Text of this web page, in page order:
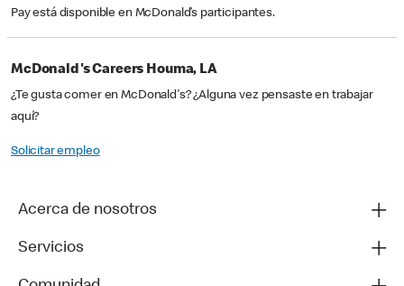
Pay está disponible en McDonald’s participantes.
McDonald's Careers Houma, LA
¿Te gusta comer en McDonald's? ¿Alguna vez pensaste en trabajar
aquí?
Solicitar empleo
Acerca de nosotros
Servicios